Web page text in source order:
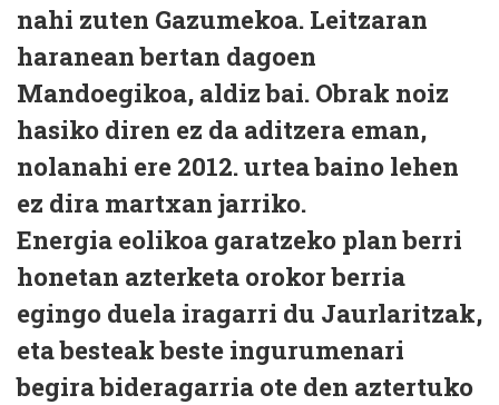
nahi zuten Gazumekoa. Leitzaran
haranean bertan dagoen
Mandoegikoa, aldiz bai. Obrak noiz
hasiko diren ez da aditzera eman,
nolanahi ere 2012. urtea baino lehen
ez dira martxan jarriko.
Energia eolikoa garatzeko plan berri
honetan azterketa orokor berria
egingo duela iragarri du Jaurlaritzak,
eta besteak beste ingurumenari
begira bideragarria ote den aztertuko